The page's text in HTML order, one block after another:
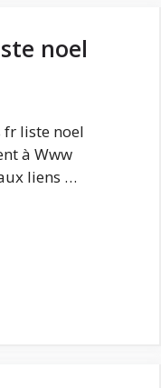
noel
fr liste noel
à Www
liens …